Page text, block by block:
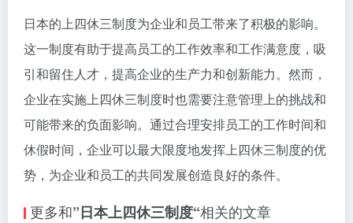
日本的上四休三制度为企业和员工带来了积极的影响。
这一制度有助于提高员工的工作效率和工作满意度，吸
引和留住人才，提高企业的生产力和创新能力。然而，
企业在实施上四休三制度时也需要注意管理上的挑战和
可能带来的负面影响。通过合理安排员工的工作时间和
休假时间，企业可以最大限度地发挥上四休三制度的优
势，为企业和员工的共同发展创造良好的条件。
更多和”日本上四休三制度“相关的文章